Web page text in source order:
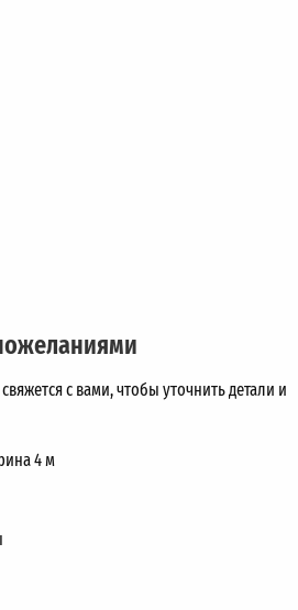
с вами, чтобы уточнить детали и
4 м